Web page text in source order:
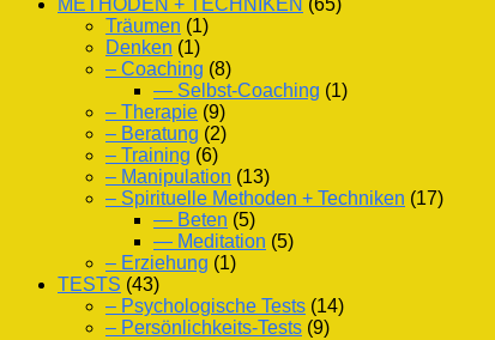
METHODEN + TECHNIKEN (65)
Träumen (1)
Denken (1)
– Coaching (8)
— Selbst-Coaching (1)
– Therapie (9)
– Beratung (2)
– Training (6)
– Manipulation (13)
– Spirituelle Methoden + Techniken (17)
— Beten (5)
— Meditation (5)
– Erziehung (1)
TESTS (43)
– Psychologische Tests (14)
– Persönlichkeits-Tests (9)